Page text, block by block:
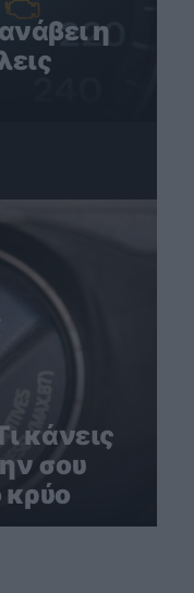
η
κάνεις
σου
κρύο